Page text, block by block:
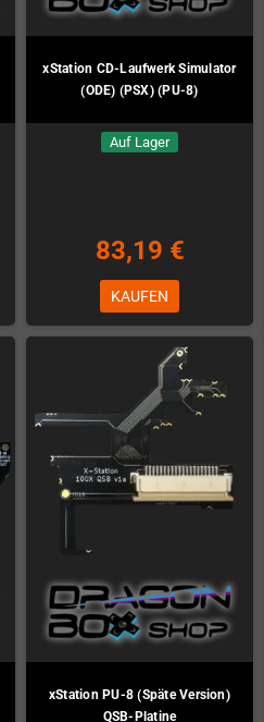
xStation CD-Laufwerk Simulator
(ODE) (PSX) (PU-8)
Auf Lager
83,19 €
KAUFEN
xStation PU-8 (Späte Version)
QSB-Platine